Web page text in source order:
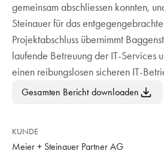
KUNDE
Meier + Steinauer Partner AG
gemeinsam abschliessen konnten,
Steinauer für das
Projektabschluss übernimmt
laufende Betreuung der IT-Services
einen reibungslosen sicheren IT-
Gesamten Bericht downloaden